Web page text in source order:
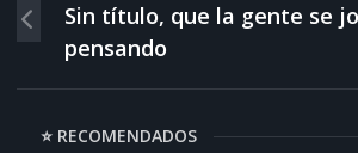
Sin título, que la gente se
pensando
⭐ RECOMENDADOS